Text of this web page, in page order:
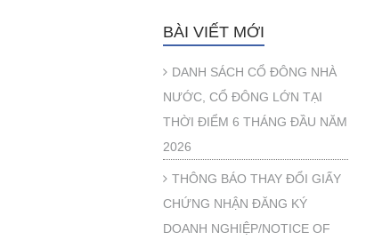
BÀI VIẾT MỚI
DANH SÁCH CỔ ĐÔNG NHÀ
NƯỚC, CỔ ĐÔNG LỚN TẠI
THỜI ĐIỂM 6 THÁNG ĐẦU NĂM
2026
THÔNG BÁO THAY ĐỔI GIẤY
CHỨNG NHẬN ĐĂNG KÝ
DOANH NGHIỆP/NOTICE OF